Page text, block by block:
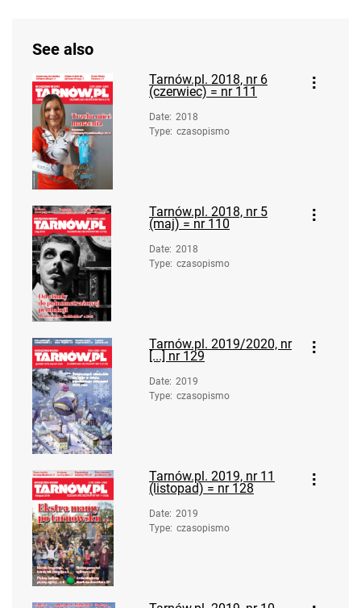
See also
Tarnów.pl. 2018, nr 6
(czerwiec) = nr 111
Date: 2018
Type: czasopismo
Tarnów.pl. 2018, nr 5
(maj) = nr 110
Date: 2018
Type: czasopismo
Tarnów.pl. 2019/2020, nr
[...] nr 129
Date: 2019
Type: czasopismo
Tarnów.pl. 2019, nr 11
(listopad) = nr 128
Date: 2019
Type: czasopismo